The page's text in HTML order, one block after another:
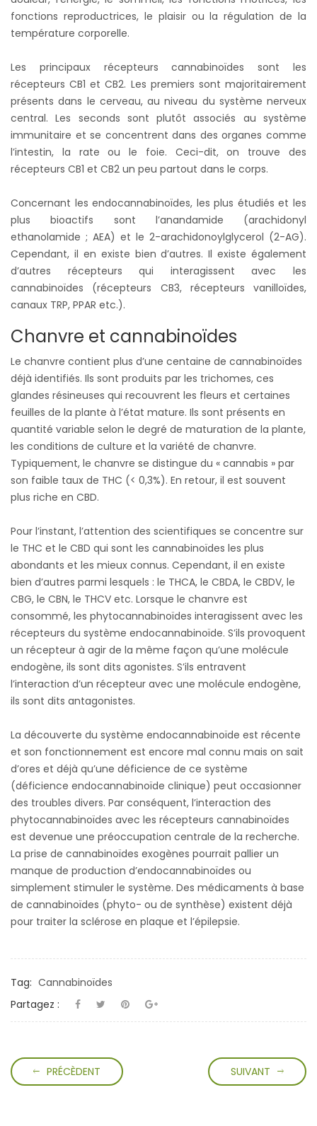
fonctions reproductrices, le plaisir ou la régulation de la
température corporelle.
Les principaux récepteurs cannabinoïdes sont les
récepteurs CB1 et CB2. Les premiers sont majoritairement
présents dans le cerveau, au niveau du système nerveux
central. Les seconds sont plutôt associés au système
immunitaire et se concentrent dans des organes comme
l’intestin, la rate ou le foie. Ceci-dit, on trouve des
récepteurs CB1 et CB2 un peu partout dans le corps.
Concernant les endocannabinoïdes, les plus étudiés et les
plus bioactifs sont l’anandamide (arachidonyl
ethanolamide ; AEA) et le 2-arachidonoylglycerol (2-AG).
Cependant, il en existe bien d’autres. Il existe également
d’autres récepteurs qui interagissent avec les
cannabinoïdes (récepteurs CB3, récepteurs vanilloïdes,
canaux TRP, PPAR etc.).
Chanvre et cannabinoïdes
Le chanvre contient plus d’une centaine de cannabinoïdes
déjà identifiés. Ils sont produits par les trichomes, ces
glandes résineuses qui recouvrent les fleurs et certaines
feuilles de la plante à l’état mature. Ils sont présents en
quantité variable selon le degré de maturation de la plante,
les conditions de culture et la variété de chanvre.
Typiquement, le chanvre se distingue du « cannabis » par
son faible taux de THC (< 0,3%). En retour, il est souvent
plus riche en CBD.
Pour l’instant, l’attention des scientifiques se concentre sur
le THC et le CBD qui sont les cannabinoïdes les plus
abondants et les mieux connus. Cependant, il en existe
bien d’autres parmi lesquels : le THCA, le CBDA, le CBDV, le
CBG, le CBN, le THCV etc. Lorsque le chanvre est
consommé, les phytocannabinoïdes interagissent avec les
récepteurs du système endocannabinoïde. S’ils provoquent
un récepteur à agir de la même façon qu’une molécule
endogène, ils sont dits agonistes. S’ils entravent
l’interaction d’un récepteur avec une molécule endogène,
ils sont dits antagonistes.
La découverte du système endocannabinoïde est récente
et son fonctionnement est encore mal connu mais on sait
d’ores et déjà qu’une déficience de ce système
(déficience endocannabinoïde clinique) peut occasionner
des troubles divers. Par conséquent, l’interaction des
phytocannabinoïdes avec les récepteurs cannabinoïdes
est devenue une préoccupation centrale de la recherche.
La prise de cannabinoïdes exogènes pourrait pallier un
manque de production d’endocannabinoïdes ou
simplement stimuler le système. Des médicaments à base
de cannabinoïdes (phyto- ou de synthèse) existent déjà
pour traiter la sclérose en plaque et l’épilepsie.
Tag: Cannabinoïdes
Partagez :
PRÉCÈDENT SUIVANT